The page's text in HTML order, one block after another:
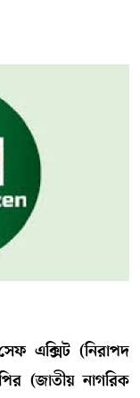
এক্সিট (নিরাপদ
(জাতীয় নাগরিক